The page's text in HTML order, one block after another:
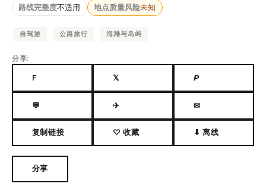
路线完整度不适用 地点质量风险未知
自驾游 公路旅行 海滩与岛屿
分享:
F 𝕏 𝙋
💬 ✈ ✉
复制链接 ♡ 收藏 ⬇ 离线
分享